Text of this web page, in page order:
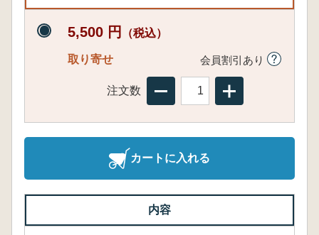
5,500 円 （税込）
取り寄せ 会員割引あり
注文数
カートに入れる
内容